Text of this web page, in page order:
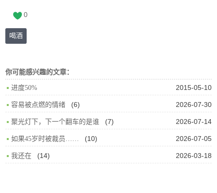
0
喝酒
你可能感兴趣的文章：
2015-05-10
进度50%
2026-07-30
容易被点燃的情绪 (6)
2026-07-14
聚光灯下，下一个翻车的是谁 (7)
2026-07-05
如果45岁时被裁员…… (10)
2026-03-18
我还在 (14)